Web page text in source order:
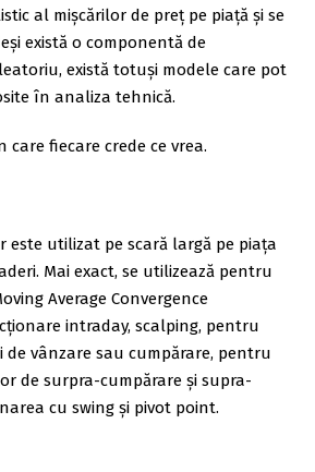
al mișcărilor de preț pe piață și se
există o componentă de
există totuși modele care pot
în analiza tehnică.
care fiecare crede ce vrea.
este utilizat pe scară largă pe piața
Mai exact, se utilizează pentru
Average Convergence
intraday, scalping, pentru
de vânzare sau cumpărare, pentru
de surpra-cumpărare și supra-
cu swing și pivot point.